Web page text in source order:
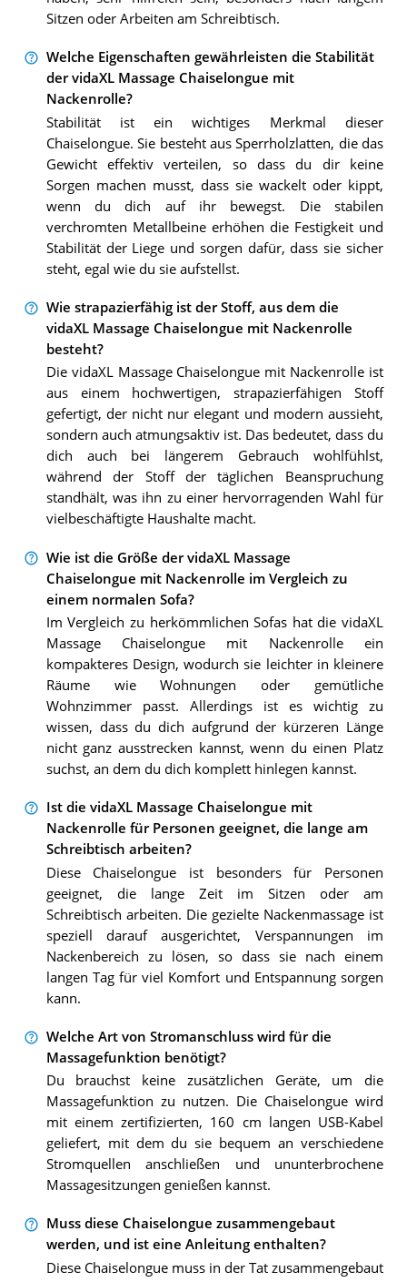
Sitzen oder Arbeiten am Schreibtisch.
Welche Eigenschaften gewährleisten die Stabilität
der vidaXL Massage Chaiselongue mit
Nackenrolle?
Stabilität ist ein wichtiges Merkmal dieser
Chaiselongue. Sie besteht aus Sperrholzlatten, die das
Gewicht effektiv verteilen, so dass du dir keine
Sorgen machen musst, dass sie wackelt oder kippt,
wenn du dich auf ihr bewegst. Die stabilen
verchromten Metallbeine erhöhen die Festigkeit und
Stabilität der Liege und sorgen dafür, dass sie sicher
steht, egal wie du sie aufstellst.
Wie strapazierfähig ist der Stoff, aus dem die
vidaXL Massage Chaiselongue mit Nackenrolle
besteht?
Die vidaXL Massage Chaiselongue mit Nackenrolle ist
aus einem hochwertigen, strapazierfähigen Stoff
gefertigt, der nicht nur elegant und modern aussieht,
sondern auch atmungsaktiv ist. Das bedeutet, dass du
dich auch bei längerem Gebrauch wohlfühlst,
während der Stoff der täglichen Beanspruchung
standhält, was ihn zu einer hervorragenden Wahl für
vielbeschäftigte Haushalte macht.
Wie ist die Größe der vidaXL Massage
Chaiselongue mit Nackenrolle im Vergleich zu
einem normalen Sofa?
Im Vergleich zu herkömmlichen Sofas hat die vidaXL
Massage Chaiselongue mit Nackenrolle ein
kompakteres Design, wodurch sie leichter in kleinere
Räume wie Wohnungen oder gemütliche
Wohnzimmer passt. Allerdings ist es wichtig zu
wissen, dass du dich aufgrund der kürzeren Länge
nicht ganz ausstrecken kannst, wenn du einen Platz
suchst, an dem du dich komplett hinlegen kannst.
Ist die vidaXL Massage Chaiselongue mit
Nackenrolle für Personen geeignet, die lange am
Schreibtisch arbeiten?
Diese Chaiselongue ist besonders für Personen
geeignet, die lange Zeit im Sitzen oder am
Schreibtisch arbeiten. Die gezielte Nackenmassage ist
speziell darauf ausgerichtet, Verspannungen im
Nackenbereich zu lösen, so dass sie nach einem
langen Tag für viel Komfort und Entspannung sorgen
kann.
Welche Art von Stromanschluss wird für die
Massagefunktion benötigt?
Du brauchst keine zusätzlichen Geräte, um die
Massagefunktion zu nutzen. Die Chaiselongue wird
mit einem zertifizierten, 160 cm langen USB-Kabel
geliefert, mit dem du sie bequem an verschiedene
Stromquellen anschließen und ununterbrochene
Massagesitzungen genießen kannst.
Muss diese Chaiselongue zusammengebaut
werden, und ist eine Anleitung enthalten?
Diese Chaiselongue muss in der Tat zusammengebaut